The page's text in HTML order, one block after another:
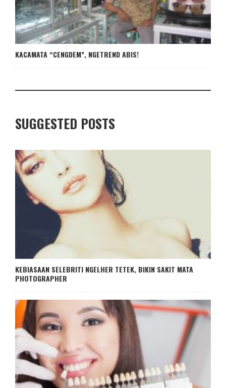
KACAMATA “CENGDEM”, NGETREND ABIS!
SUGGESTED POSTS
KEBIASAAN SELEBRITI NGELHER TETEK, BIKIN SAKIT MATA
PHOTOGRAPHER